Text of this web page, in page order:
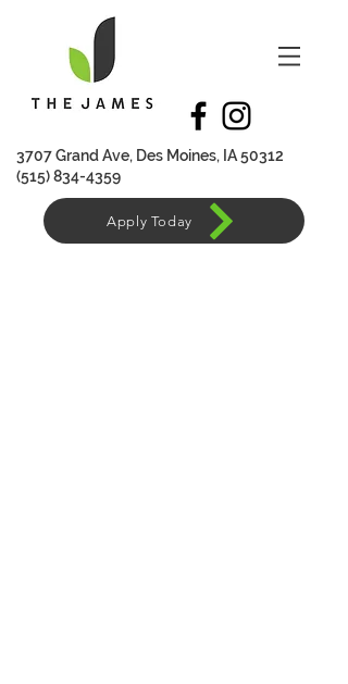
3707 Grand Ave, Des Moines, IA 50312
(515) 834-4359
Apply Today